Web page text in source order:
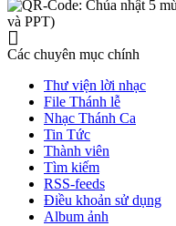
Các chuyên mục chính
Thư viện lời nhạc
File Thánh lễ
Nhạc Thánh Ca
Tin Tức
Thành viên
Tìm kiếm
RSS-feeds
Điều khoản sử dụng
Album ảnh